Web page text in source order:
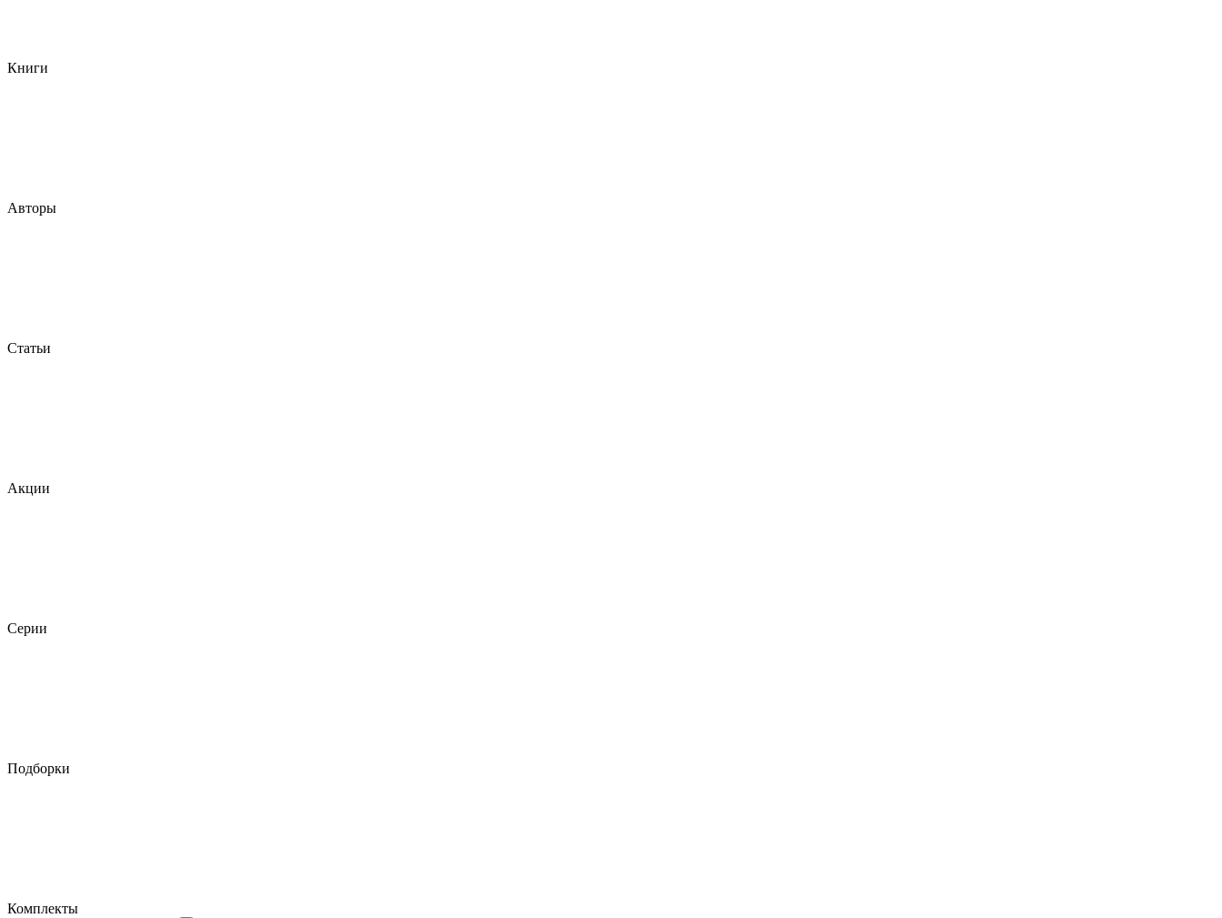
Книги
Авторы
Статьи
Акции
Серии
Подборки
Комплекты